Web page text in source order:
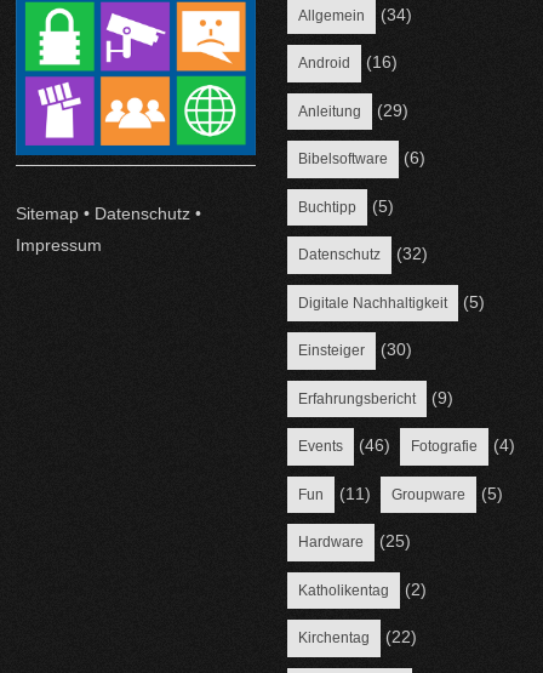
Sitemap • Datenschutz •
Impressum
Allgemein (34)
Android (16)
Anleitung (29)
Bibelsoftware (6)
Buchtipp (5)
Datenschutz (32)
Digitale Nachhaltigkeit (5)
Einsteiger (30)
Erfahrungsbericht (9)
Events (46) Fotografie (4)
Fun (11) Groupware (5)
Hardware (25)
Katholikentag (2)
Kirchentag (22)